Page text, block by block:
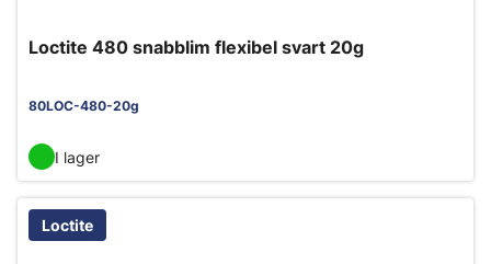
Loctite 480 snabblim flexibel svart 20g
80LOC-480-20g
I lager
Loctite